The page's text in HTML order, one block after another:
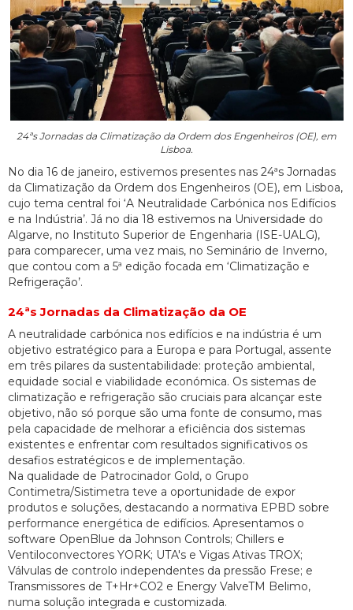
24ªs Jornadas da Climatização da Ordem dos Engenheiros (OE), em
Lisboa.
No dia 16 de janeiro, estivemos presentes nas 24ªs Jornadas
da Climatização da Ordem dos Engenheiros (OE), em Lisboa,
cujo tema central foi ‘A Neutralidade Carbónica nos Edifícios
e na Indústria’. Já no dia 18 estivemos na Universidade do
Algarve, no Instituto Superior de Engenharia (ISE-UALG),
para comparecer, uma vez mais, no Seminário de Inverno,
que contou com a 5ª edição focada em ‘Climatização e
Refrigeração’.
24ªs Jornadas da Climatização da OE
A neutralidade carbónica nos edifícios e na indústria é um
objetivo estratégico para a Europa e para Portugal, assente
em três pilares da sustentabilidade: proteção ambiental,
equidade social e viabilidade económica. Os sistemas de
climatização e refrigeração são cruciais para alcançar este
objetivo, não só porque são uma fonte de consumo, mas
pela capacidade de melhorar a eficiência dos sistemas
existentes e enfrentar com resultados significativos os
desafios estratégicos e de implementação.
Na qualidade de Patrocinador Gold, o Grupo
Contimetra/Sistimetra teve a oportunidade de expor
produtos e soluções, destacando a normativa EPBD sobre
performance energética de edifícios. Apresentamos o
software OpenBlue da Johnson Controls; Chillers e
Ventiloconvectores YORK; UTA's e Vigas Ativas TROX;
Válvulas de controlo independentes da pressão Frese; e
Transmissores de T+Hr+CO2 e Energy ValveTM Belimo,
numa solução integrada e customizada.